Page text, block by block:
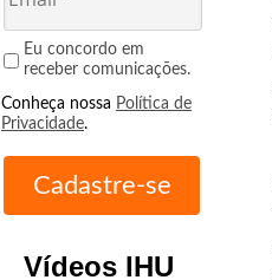
Eu concordo em
receber comunicações.
Conheça nossa Política de
Privacidade.
Vídeos IHU